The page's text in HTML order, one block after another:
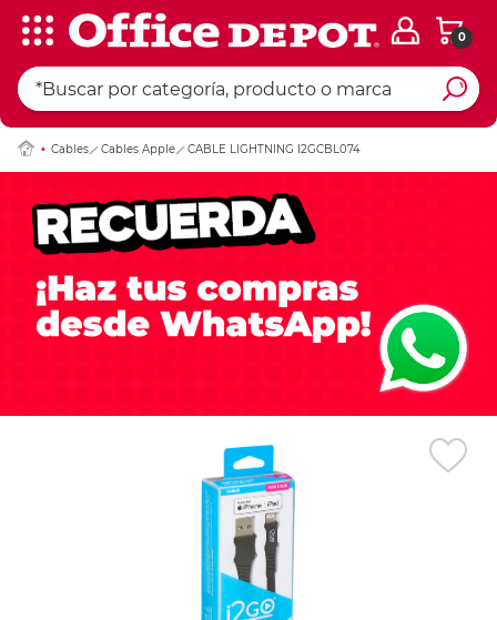
0
Cables Cables Apple CABLE LIGHTNING I2GCBL074
Ingresar Codigo